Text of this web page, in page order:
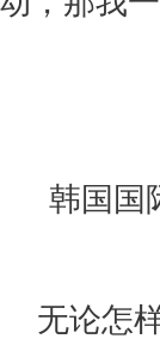
韩国国
无论怎